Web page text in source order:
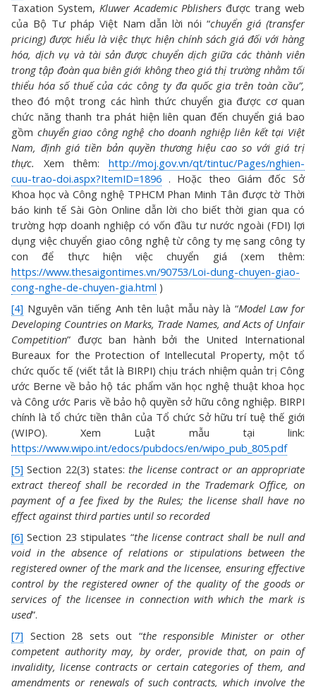
Taxation System, Kluwer Academic Pblishers được trang web
của Bộ Tư pháp Việt Nam dẫn lời nói “chuyển giá (transfer
pricing) được hiểu là việc thực hiện chính sách giá đối với hàng
hóa, dịch vụ và tài sản được chuyển dịch giữa các thành viên
trong tập đoàn qua biên giới không theo giá thị trường nhằm tối
thiểu hóa số thuế của các công ty đa quốc gia trên toàn cầu”,
theo đó một trong các hình thức chuyển gia được cơ quan
chức năng thanh tra phát hiện liên quan đến chuyển giá bao
gồm chuyển giao công nghệ cho doanh nghiệp liên kết tại Việt
Nam, định giá tiền bản quyền thương hiệu cao so với giá trị
thực. Xem thêm:http://moj.gov.vn/qt/tintuc/Pages/nghien-
cuu-trao-doi.aspx?ItemID=1896 . Hoặc theo Giám đốc Sở
Khoa học và Công nghệ TPHCM Phan Minh Tân được tờ Thời
báo kinh tế Sài Gòn Online dẫn lời cho biết thời gian qua có
trường hợp doanh nghiệp có vốn đầu tư nước ngoài (FDI) lợi
dụng việc chuyển giao công nghệ từ công ty mẹ sang công ty
con để thực hiện việc chuyển giá (xem thêm:
https://www.thesaigontimes.vn/90753/Loi-dung-chuyen-giao-
cong-nghe-de-chuyen-gia.html )
[4] Nguyên văn tiếng Anh tên luật mẫu này là “Model Law for
Developing Countries on Marks, Trade Names, and Acts of Unfair
Competition” được ban hành bởi the United International
Bureaux for the Protection of Intellecutal Property, một tổ
chức quốc tế (viết tắt là BIRPI) chịu trách nhiệm quản trị Công
ước Berne về bảo hộ tác phẩm văn học nghệ thuật khoa học
và Công ước Paris về bảo hộ quyền sở hữu công nghiệp. BIRPI
chính là tổ chức tiền thân của Tổ chức Sở hữu trí tuệ thế giới
(WIPO). Xem Luật mẫu tại link:
https://www.wipo.int/edocs/pubdocs/en/wipo_pub_805.pdf
[5] Section 22(3) states:the license contract or an appropriate
extract thereof shall be recorded in the Trademark Office, on
payment of a fee fixed by the Rules; the license shall have no
effect against third parties until so recorded
[6] Section 23 stipulates “the license contract shall be null and
void in the absence of relations or stipulations between the
registered owner of the mark and the licensee, ensuring effective
control by the registered owner of the quality of the goods or
services of the licensee in connection with which the mark is
used”.
[7] Section 28 sets out “the responsible Minister or other
competent authority may, by order, provide that, on pain of
invalidity, license contracts or certain categories of them, and
amendments or renewals of such contracts, which involve the